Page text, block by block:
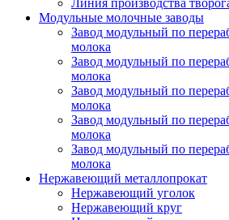
Модульные молочные заводы
Завод модульный по
молока
Завод модульный по
молока
Завод модульный по
молока
Завод модульный по
молока
Завод модульный по
молока
Нержавеющий металлопрокат
Нержавеющий уголок
Нержавеющий круг